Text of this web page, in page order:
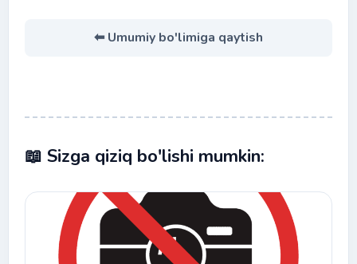
⬅ Umumiy bo'limiga qaytish
📖 Sizga qiziq bo'lishi mumkin: